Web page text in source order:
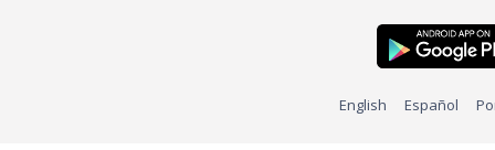
English Español